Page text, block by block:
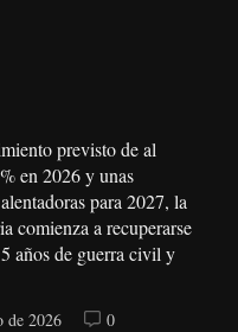
previsto de al
en 2026 y unas
para 2027, la
comienza a recuperarse
años de guerra civil y
de 2026 0